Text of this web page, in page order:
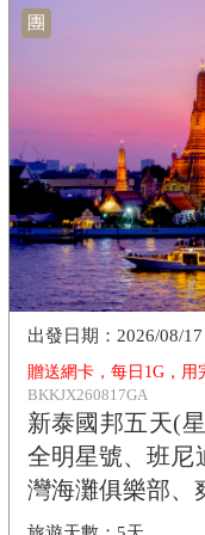
團
贈送網卡，每日1G，用
BKKJX260817GA
新泰國邦五天(
全明星號、班尼
灣海灘俱樂部、
2026/08/